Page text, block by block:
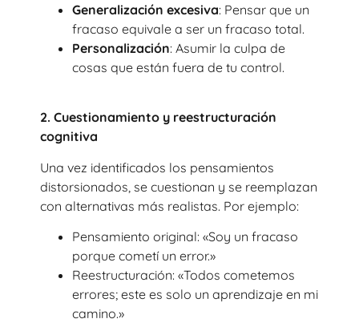
Generalización excesiva: Pensar que un
fracaso equivale a ser un fracaso total.
Personalización: Asumir la culpa de
cosas que están fuera de tu control.
2. Cuestionamiento y reestructuración
cognitiva
Una vez identificados los pensamientos
distorsionados, se cuestionan y se reemplazan
con alternativas más realistas. Por ejemplo:
Pensamiento original: «Soy un fracaso
porque cometí un error.»
Reestructuración: «Todos cometemos
errores; este es solo un aprendizaje en mi
camino.»